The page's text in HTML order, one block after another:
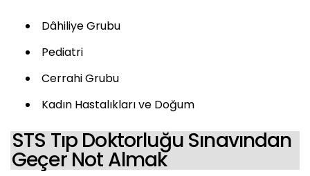
Dâhiliye Grubu
Pediatri
Cerrahi Grubu
Kadın Hastalıkları ve Doğum
STS Tıp Doktorluğu Sınavından
Geçer Not Almak